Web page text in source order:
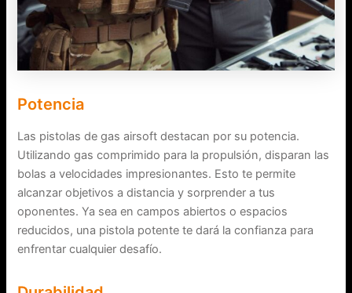
Potencia
Las pistolas de gas airsoft destacan por su potencia.
Utilizando gas comprimido para la propulsión, disparan las
bolas a velocidades impresionantes. Esto te permite
alcanzar objetivos a distancia y sorprender a tus
oponentes. Ya sea en campos abiertos o espacios
reducidos, una pistola potente te dará la confianza para
enfrentar cualquier desafío.